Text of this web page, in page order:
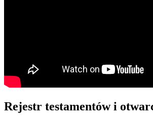
Rejestr testamentów i